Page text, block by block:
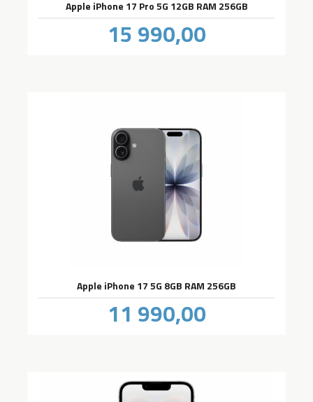
Apple iPhone 17 Pro 5G 12GB RAM 256GB
Pris
15 990,00mva.
Apple iPhone 17 5G 8GB RAM 256GB
Pris
11 990,00mva.